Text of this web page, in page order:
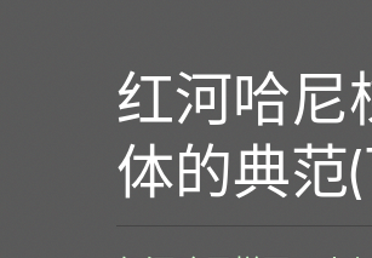
红河哈尼
体的典范(